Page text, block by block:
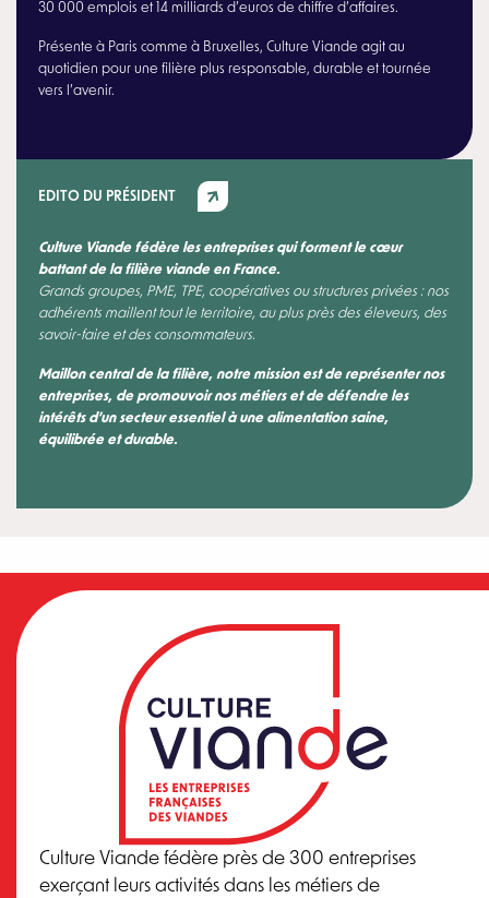
30 000 emplois et 14 milliards d’euros de chiffre d’affaires.
Présente à Paris comme à Bruxelles, Culture Viande agit au
quotidien pour une filière plus responsable, durable et tournée
vers l’avenir.
EDITO DU PRÉSIDENT
Culture Viande fédère les entreprises qui forment le cœur
battant de la filière viande en France.
Grands groupes, PME, TPE, coopératives ou structures privées : nos
adhérents maillent tout le territoire, au plus près des éleveurs, des
savoir-faire et des consommateurs.
Maillon central de la filière, notre mission est de représenter nos
entreprises, de promouvoir nos métiers et de défendre les
intérêts d’un secteur essentiel à une alimentation saine,
équilibrée et durable.
Culture Viande fédère près de 300 entreprises
exerçant leurs activités dans les métiers de